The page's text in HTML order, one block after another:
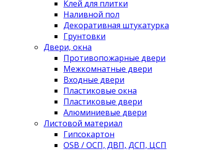
Клей для плитки
Наливной пол
Декоративная штукатурка
Грунтовки
Двери, окна
Противопожарные двери
Межкомнатные двери
Входные двери
Пластиковые окна
Пластиковые двери
Алюминиевые двери
Листовой материал
Гипсокартон
OSB / ОСП, ДВП, ДСП, ЦСП